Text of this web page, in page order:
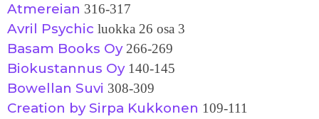
Atmereian 316-317
Avril Psychic luokka 26 osa 3
Basam Books Oy266-269
Biokustannus Oy140-145
Bowellan Suvi 308-309
Creation by Sirpa Kukkonen 109-111